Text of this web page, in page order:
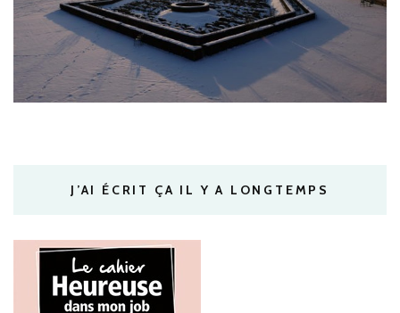
J’AI ÉCRIT ÇA IL Y A LONGTEMPS